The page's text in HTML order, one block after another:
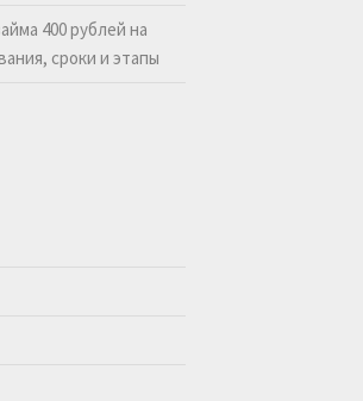
400 рублей на
сроки и этапы